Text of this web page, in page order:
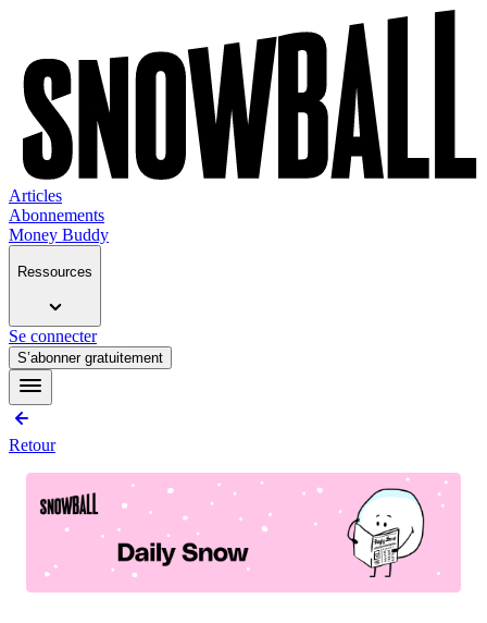
Articles
Abonnements
Money Buddy
Ressources
Se connecter
S’abonner gratuitement
Retour